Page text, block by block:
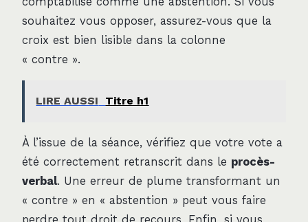
souhaitez vous opposer, assurez-vous que la
croix est bien lisible dans la colonne
« contre ».
LIRE AUSSI Titre h1
À l’issue de la séance, vérifiez que votre vote a
été correctement retranscrit dans le procès-
verbal. Une erreur de plume transformant un
« contre » en « abstention » peut vous faire